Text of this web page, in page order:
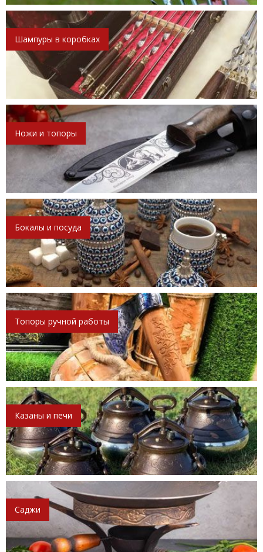
Шампуры в коробках
Ножи и топоры
Бокалы и посуда
Топоры ручной работы
Казаны и печи
Саджи